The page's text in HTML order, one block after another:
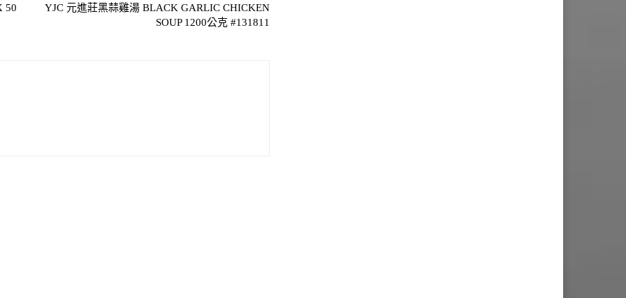
50
YJC 元進莊黑蒜雞湯 BLACK GARLIC CHICKEN
SOUP 1200公克 #131811